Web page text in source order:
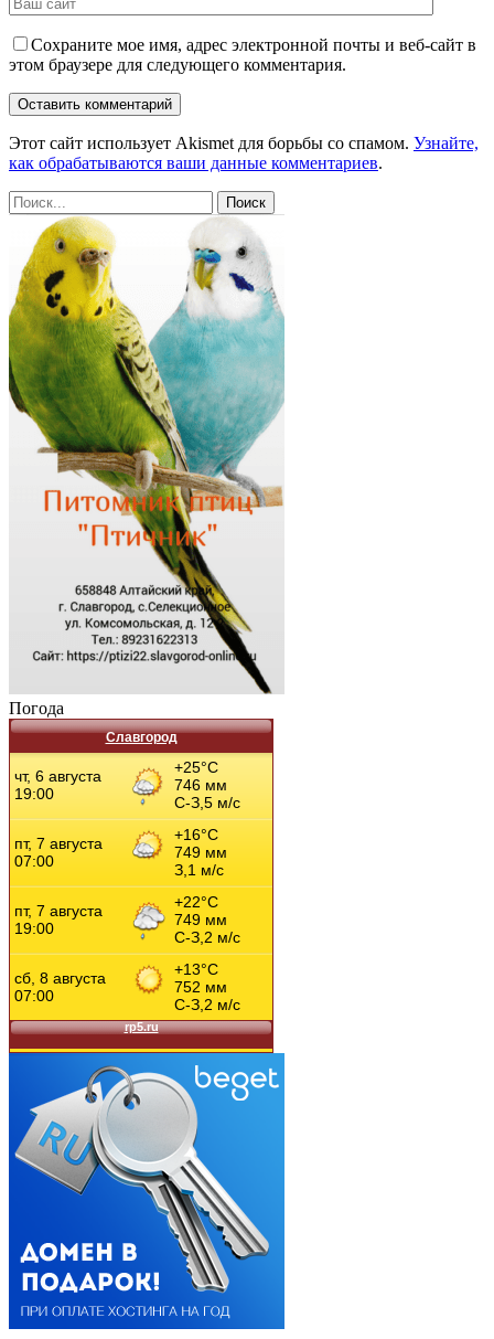
Сохраните мое имя, адрес электронной почты и веб-сайт в
этом браузере для следующего комментария.
Этот сайт использует Akismet для борьбы со спамом. Узнайте,
как обрабатываются ваши данные комментариев.
Погода
Славгород